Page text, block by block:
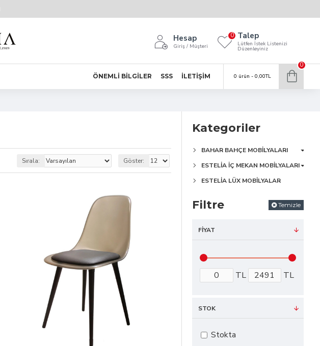
Hesap
Giriş / Müşteri
Talep
Lütfen İstek Listenizi
Düzenleyiniz
0
ÖNEMLI BILGILER SSS İLETIŞIM 0 ürün - 0,00TL
0
Sırala: Göster:
Kategoriler
BAHAR BAHÇE MOBİLYALARI
ESTELİA İÇ MEKAN MOBİLYALARI
ESTELİA LÜX MOBİLYALAR
Filtre Temizle
FIYAT
TL TL
STOK
Stokta